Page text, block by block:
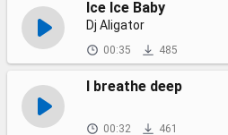
Ice Ice Baby
Dj Aligator
00:35 485
I breathe deep
00:32 461